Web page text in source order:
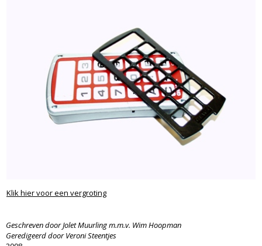
Klik hier voor een vergroting
Geschreven door Jolet Muurling m.m.v. Wim Hoopman
Geredigeerd door Veroni Steentjes